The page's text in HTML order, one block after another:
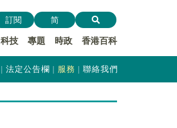
科技 專題 時政 香港百科
訂閱 简
法定公告欄 服務 聯絡我們